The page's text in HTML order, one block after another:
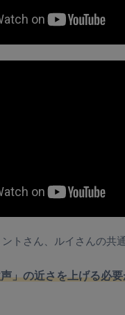
トさん、ルイさんの共通
」の近さを上げる必